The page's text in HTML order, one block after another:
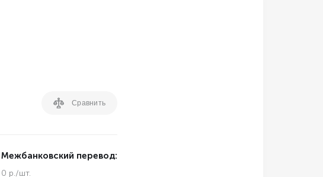
Сравнить
Межбанковский перевод:
0 р./шт.